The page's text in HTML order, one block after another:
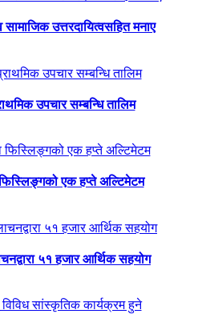
उत्तरदायित्वसहित मनाए
उपचार सम्बन्धि तालिम
एक हप्ते अल्टिमेटम
५१ हजार आर्थिक सहयोग